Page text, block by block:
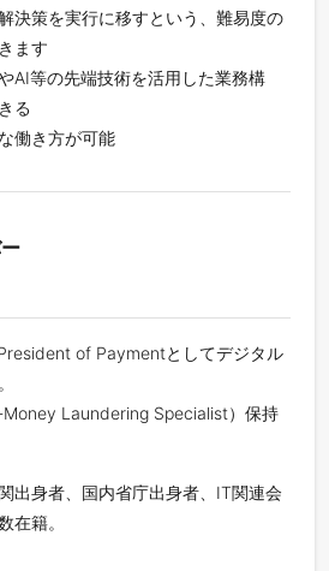
決策を実行に移すという、難易度の
ます
AI等の先端技術を活用した業務構
る
働き方が可能
of Paymentとしてデジタル
Laundering Specialist）保持
出身者、国内省庁出身者、IT関連会
在籍。